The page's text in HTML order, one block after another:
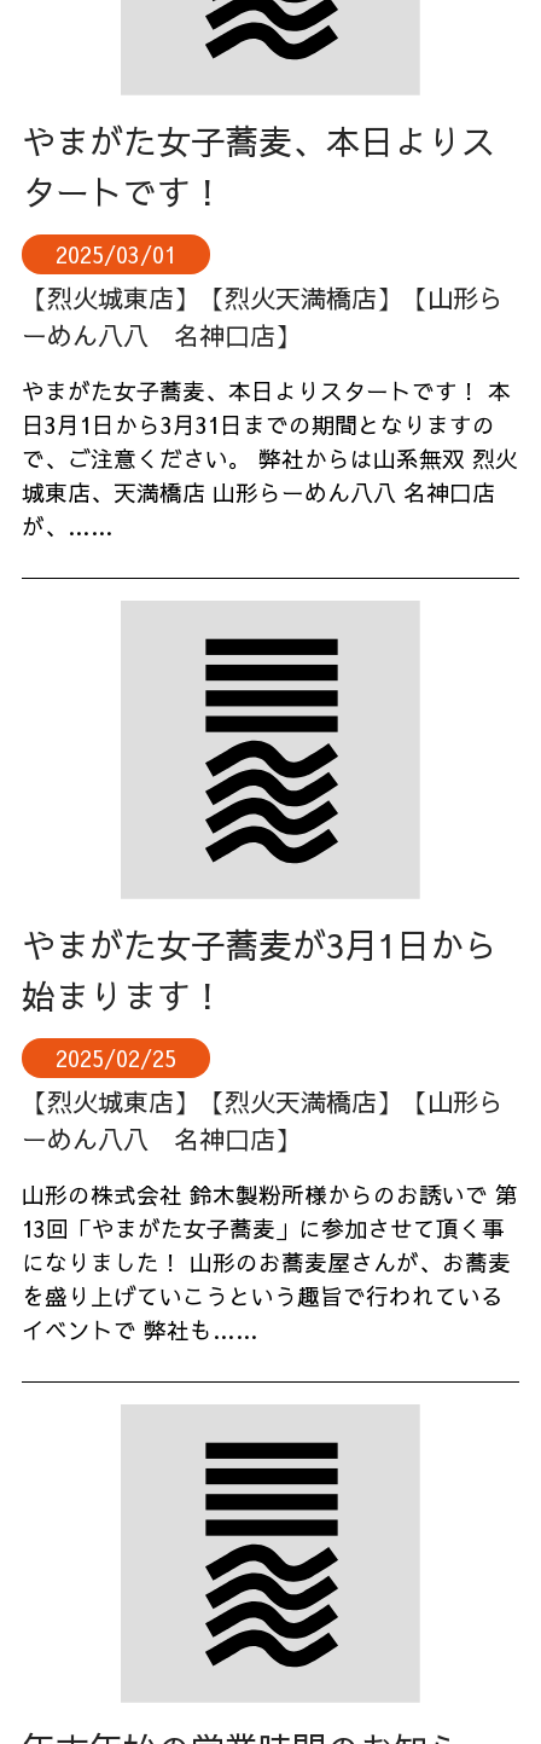
やまがた女子蕎麦、本日よりス
タートです！
2025/03/01
【烈火城東店】 【烈火天満橋店】
【山形ら
ーめん八八 名神口店】
やまがた女子蕎麦、本日よりスタートです！ 本
日3月1日から3月31日までの期間となりますの
で、ご注意ください。 弊社からは山系無双 烈火
城東店、天満橋店 山形らーめん八八 名神口店
が、……
やまがた女子蕎麦が3月1日から
始まります！
2025/02/25
【烈火城東店】 【烈火天満橋店】
【山形ら
ーめん八八 名神口店】
山形の株式会社 鈴木製粉所様からのお誘いで 第
13回「やまがた女子蕎麦」に参加させて頂く事
になりました！ 山形のお蕎麦屋さんが、お蕎麦
を盛り上げていこうという趣旨で行われている
イベントで 弊社も……